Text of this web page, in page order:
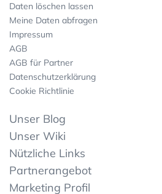
Daten löschen lassen
Meine Daten abfragen
Impressum
AGB
AGB für Partner
Datenschutzerklärung
Cookie Richtlinie
Unser Blog
Unser Wiki
Nützliche Links
Partnerangebot
Marketing Profil